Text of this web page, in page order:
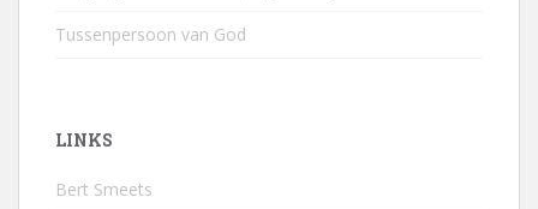
Tussenpersoon van God
LINKS
Bert Smeets